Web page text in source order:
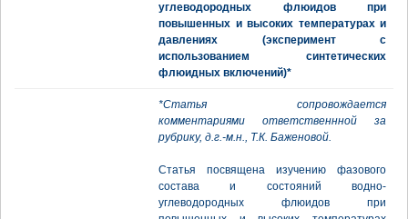
углеводородных флюидов при
повышенных и высоких температурах и
давлениях (эксперимент с
использованием синтетических
флюидных включений)*
*Статья сопровождается
комментариями ответственнной за
рубрику, д.г.-м.н., Т.К. Баженовой.
Статья посвящена изучению фазового
состава и состояний водно-
углеводородных флюидов при